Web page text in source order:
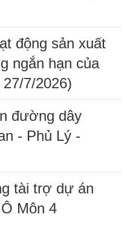
động sản xuất
ngắn hạn của
7/2026)
đường dây
- Phủ Lý -
tài trợ dự án
Môn 4